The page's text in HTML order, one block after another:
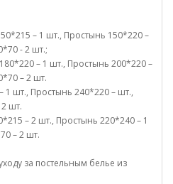
– 1 шт., Простынь 150*220 –
- 2 шт.;
– 1 шт., Простынь 200*220 –
– 2 шт.
1 шт., Простынь 240*220 – шт.,
шт.
– 2 шт., Простынь 220*240 – 1
– 2 шт.
за постельным белье из